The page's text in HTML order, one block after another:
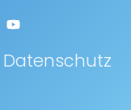
Datenschutz